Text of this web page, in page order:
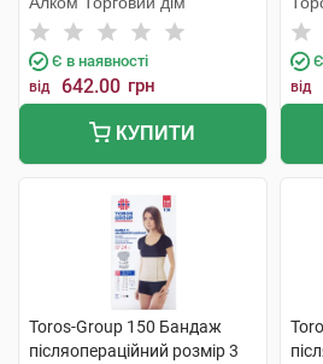
Є в наявності
від 642.00 грн
КУПИТИ
від
Toros-Group 150 Бандаж
післяопераційний розмір 3